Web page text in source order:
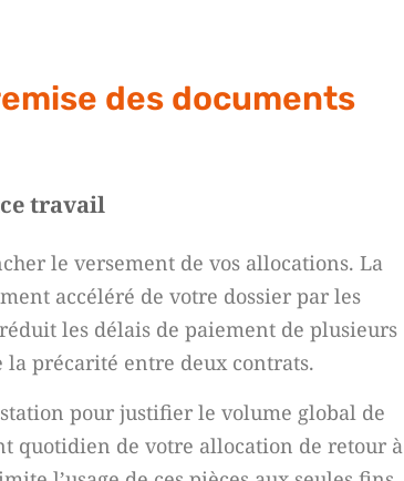
des documents
travail
le versement de vos allocations. La
accéléré de votre dossier par les
les délais de paiement de plusieurs
précarité entre deux contrats.
pour justifier le volume global de
quotidien de votre allocation de retour à